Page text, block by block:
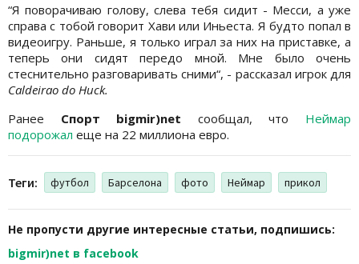
“Я поворачиваю голову, слева тебя сидит - Месси, а уже
справа с тобой говорит Хави или Иньеста. Я будто попал в
видеоигру. Раньше, я только играл за них на приставке, а
теперь они сидят передо мной. Мне было очень
стеснительно разговаривать сними“, - рассказал игрок для
Caldeirao do Huck.
Ранее Спорт bigmir)net сообщал, что Неймар
подорожал еще на 22 миллиона евро.
Теги: футбол Барселона фото Неймар прикол
Не пропусти другие интересные статьи, подпишись:
bigmir)net в facebook